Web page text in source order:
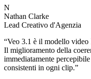
N
Nathan Clarke
Lead Creativo d'Agenzia
“Veo 3.1 è il modello video
Il miglioramento della
immediatamente
consistenti in ogni clip.”